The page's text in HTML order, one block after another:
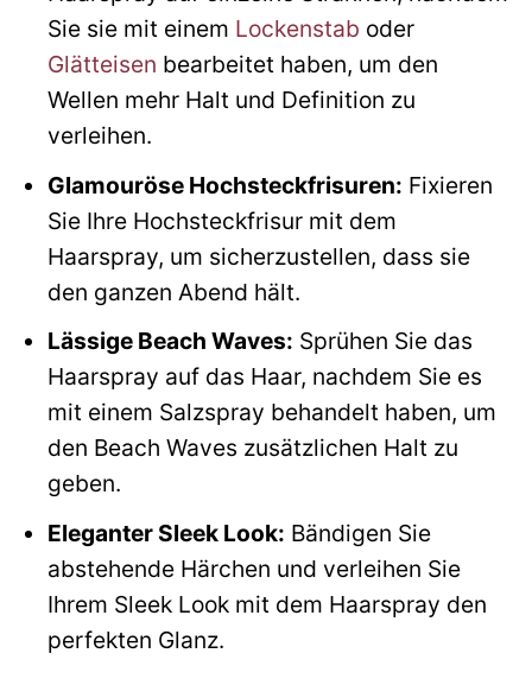
Sie sie mit einem Lockenstab oder
Glätteisen bearbeitet haben, um den
Wellen mehr Halt und Definition zu
verleihen.
Glamouröse Hochsteckfrisuren: Fixieren
Sie Ihre Hochsteckfrisur mit dem
Haarspray, um sicherzustellen, dass sie
den ganzen Abend hält.
Lässige Beach Waves: Sprühen Sie das
Haarspray auf das Haar, nachdem Sie es
mit einem Salzspray behandelt haben, um
den Beach Waves zusätzlichen Halt zu
geben.
Eleganter Sleek Look: Bändigen Sie
abstehende Härchen und verleihen Sie
Ihrem Sleek Look mit dem Haarspray den
perfekten Glanz.